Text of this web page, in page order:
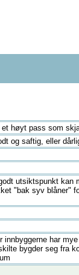
høyt pass som
og saftig, eller
utsiktspunkt kan
"bak syv blåner"
har
bygder seg fra